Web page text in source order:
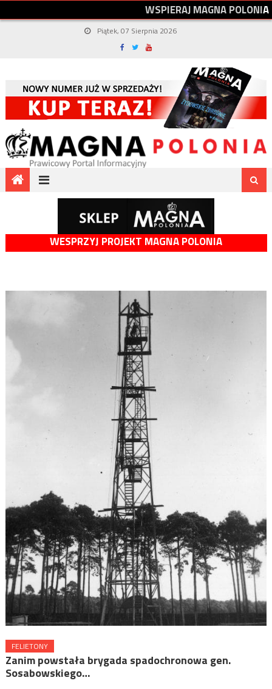
WSPIERAJMAGNAPOLONIA
Piątek, 07 Sierpnia 2026
WESPRZYJ PROJEKT MAGNA POLONIA
FELIETONY
Zanim powstała brygada spadochronowa gen.
Sosabowskiego…